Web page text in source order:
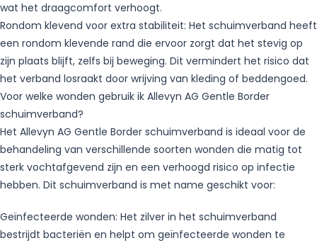
wat het draagcomfort verhoogt.
Rondom klevend voor extra stabiliteit: Het schuimverband heeft
een rondom klevende rand die ervoor zorgt dat het stevig op
zijn plaats blijft, zelfs bij beweging. Dit vermindert het risico dat
het verband losraakt door wrijving van kleding of beddengoed.
Voor welke wonden gebruik ik Allevyn AG Gentle Border
schuimverband?
Het Allevyn AG Gentle Border schuimverband is ideaal voor de
behandeling van verschillende soorten wonden die matig tot
sterk vochtafgevend zijn en een verhoogd risico op infectie
hebben. Dit schuimverband is met name geschikt voor:
Geïnfecteerde wonden: Het zilver in het schuimverband
bestrijdt bacteriën en helpt om geïnfecteerde wonden te